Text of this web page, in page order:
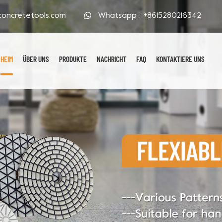
Whatsapp : +8615280216342
HEIM ÜBER UNS PRODUKTE NACHRICHT FAQ KONTAKTIERE UNS